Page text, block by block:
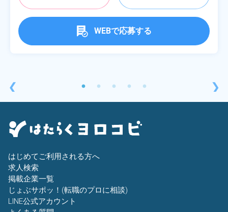
❮
WEBで応募する
❯
はじめてご利用される方へ
求人検索
掲載企業一覧
じょぶサポッ！(転職のプロに相談)
LINE公式アカウント